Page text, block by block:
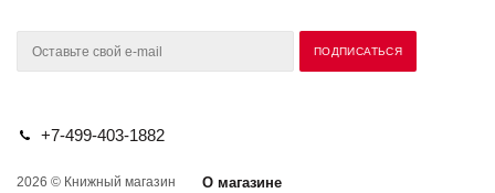
+7-499-403-1882
2026 © Книжный магазин
О магазине